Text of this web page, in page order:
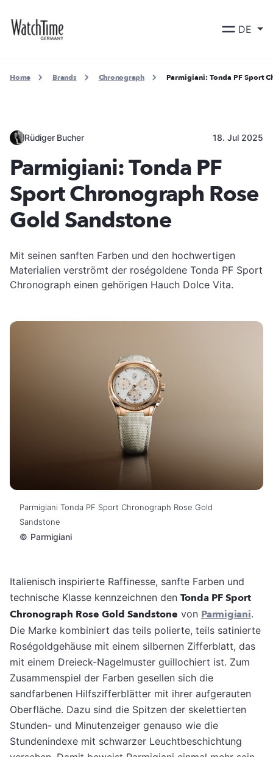
DE
Home Brands Chronograph Parmigiani: Tonda PF Sport
Rüdiger Bucher 18. Jul 2025
Parmigiani: Tonda PF
Sport Chronograph Rose
Gold Sandstone
Mit seinen sanften Farben und den hochwertigen
Materialien verströmt der roségoldene Tonda PF Sport
Chronograph einen gehörigen Hauch Dolce Vita.
Parmigiani Tonda PF Sport Chronograph Rose Gold
Sandstone
© Parmigiani
Italienisch inspirierte Raffinesse, sanfte Farben und
technische Klasse kennzeichnen den Tonda PF Sport
Chronograph Rose Gold Sandstone von Parmigiani.
Die Marke kombiniert das teils polierte, teils satinierte
Roségoldgehäuse mit einem silbernen Zifferblatt, das
mit einem Dreieck-Nagelmuster guillochiert ist. Zum
Zusammenspiel der Farben gesellen sich die
sandfarbenen Hilfszifferblätter mit ihrer aufgerauten
Oberfläche. Dazu sind die Spitzen der skelettierten
Stunden- und Minutenzeiger genauso wie die
Stundenindexe mit schwarzer Leuchtbeschichtung